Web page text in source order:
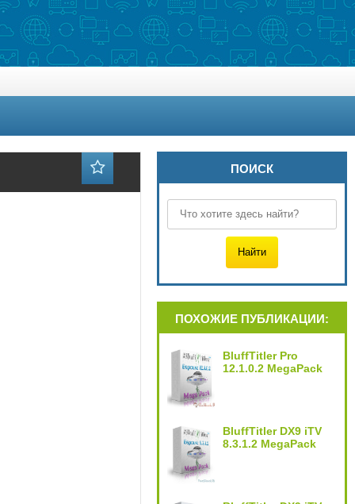
ПОИСК
ПОХОЖИЕ ПУБЛИКАЦИИ:
BluffTitler Pro
12.1.0.2 MegaPack
BluffTitler DX9 iTV
8.3.1.2 MegaPack